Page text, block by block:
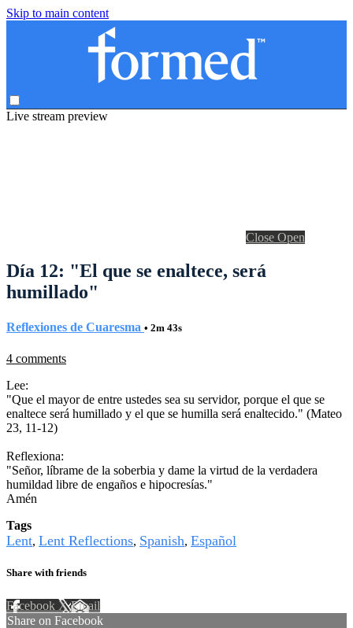
Skip to main content
Live stream preview
Close Open
Día 12: "El que se enaltece, será
humillado"
Reflexiones de Cuaresma • 2m 43s
4 comments
Lee:
"Que el mayor de entre ustedes sea su servidor, porque el que se
enaltece será humillado y el que se humilla será enaltecido." (Mateo
23, 11-12)
Reflexiona:
"Señor, líbrame de la soberbia y dame la virtud de la verdadera
humildad libre de engaños e hipocresías."
Amén
Tags
Lent, Lent Reflections, Spanish, Español
Share with friends
Facebook XEmail
Share on Facebook